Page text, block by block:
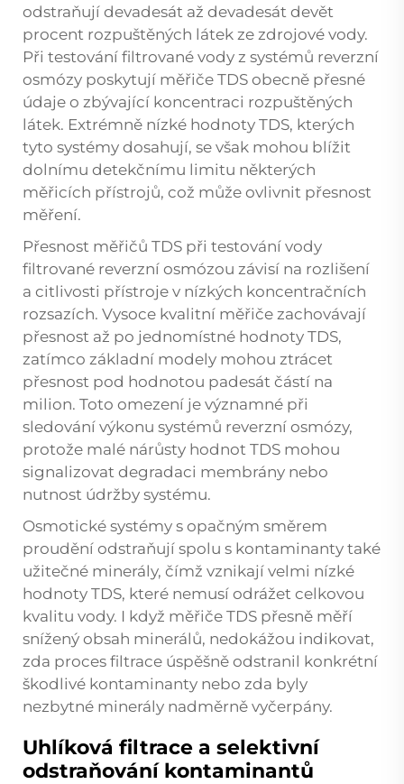
odstraňují devadesát až devadesát devět
procent rozpuštěných látek ze zdrojové vody.
Při testování filtrované vody z systémů reverzní
osmózy poskytují měřiče TDS obecně přesné
údaje o zbývající koncentraci rozpuštěných
látek. Extrémně nízké hodnoty TDS, kterých
tyto systémy dosahují, se však mohou blížit
dolnímu detekčnímu limitu některých
měřicích přístrojů, což může ovlivnit přesnost
měření.
Přesnost měřičů TDS při testování vody
filtrované reverzní osmózou závisí na rozlišení
a citlivosti přístroje v nízkých koncentračních
rozsazích. Vysoce kvalitní měřiče zachovávají
přesnost až po jednomístné hodnoty TDS,
zatímco základní modely mohou ztrácet
přesnost pod hodnotou padesát částí na
milion. Toto omezení je významné při
sledování výkonu systémů reverzní osmózy,
protože malé nárůsty hodnot TDS mohou
signalizovat degradaci membrány nebo
nutnost údržby systému.
Osmotické systémy s opačným směrem
proudění odstraňují spolu s kontaminanty také
užitečné minerály, čímž vznikají velmi nízké
hodnoty TDS, které nemusí odrážet celkovou
kvalitu vody. I když měřiče TDS přesně měří
snížený obsah minerálů, nedokážou indikovat,
zda proces filtrace úspěšně odstranil konkrétní
škodlivé kontaminanty nebo zda byly
nezbytné minerály nadměrně vyčerpány.
Uhlíková filtrace a selektivní
odstraňování kontaminantů